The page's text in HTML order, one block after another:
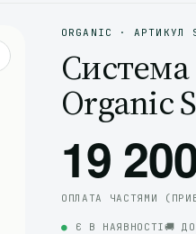
ORGANIC · АРТИКУЛ
Organic
19
ОПЛАТА ЧАСТЯМИ
● Є В НАЯВНОСТІ🚚